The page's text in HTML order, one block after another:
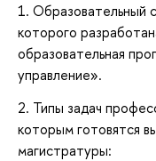
1. Образовательный
которого
образовательная
управление».
2. Типы задач
которым готовятся
магистратуры: